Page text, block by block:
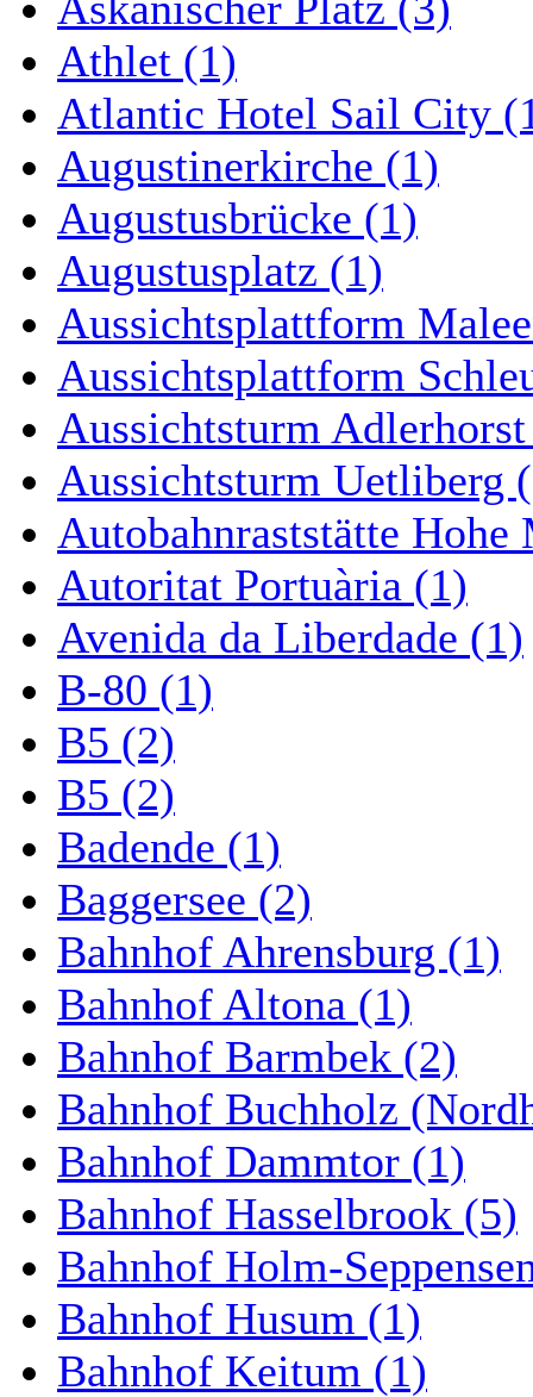
Athlet (1)
Atlantic Hotel Sail City
Augustinerkirche (1)
Augustusbrücke (1)
Augustusplatz (1)
Aussichtsplattform
Aussichtsplattform
Aussichtsturm
Aussichtsturm Uetliberg
Autobahnraststätte Hohe
Autoritat Portuària (1)
Avenida da Liberdade (1)
B-80 (1)
B5 (2)
B5 (2)
Badende (1)
Baggersee (2)
Bahnhof Ahrensburg (1)
Bahnhof Altona (1)
Bahnhof Barmbek (2)
Bahnhof Buchholz
Bahnhof Dammtor (1)
Bahnhof Hasselbrook (5)
Bahnhof Holm-
Bahnhof Husum (1)
Bahnhof Keitum (1)